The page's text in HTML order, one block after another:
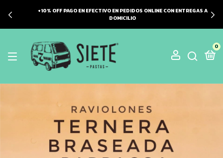
+10% OFF PAGO EN EFECTIVO EN PEDIDOS ONLINE CON ENTREGAS A
DOMICILIO
0